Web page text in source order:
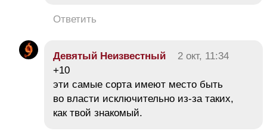
Ответить
Девятый Неизвестный
2 окт, 11:34
+10
эти самые сорта имеют место быть
во власти исключительно из-за таких,
как твой знакомый.